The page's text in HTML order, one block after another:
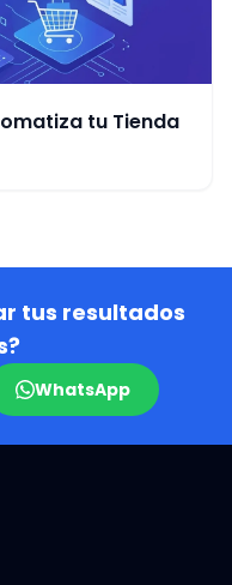
tu Tienda
tus resultados
WhatsApp